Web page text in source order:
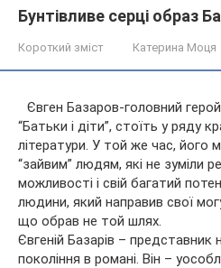
Бунтівливе серці образ
Короткий зміст Катерина Моця
Євген Базаров-головний
“Батьки і діти”, стоїть у ряду
літератури. У той же час, його
“зайвим” людям, які не зуміли
можливості і свій багатий
людини, який направив свої
що обрав не той шлях.
Євгеній Базарів –
покоління в романі. Він –